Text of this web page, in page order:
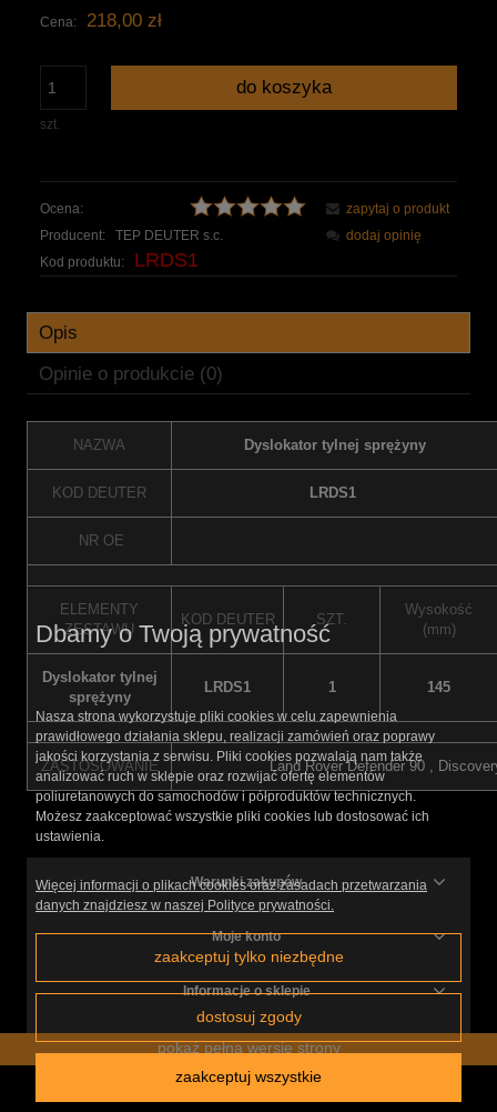
Cena: 218,00 zł
szt.
do koszyka
Ocena:
Producent:
TEP DEUTER s.c.
Kod produktu:
LRDS1
zapytaj o produkt
dodaj opinię
Opis
Opinie o produkcie (0)
NAZWA Dyslokator tylnej sprężyny
KOD DEUTER LRDS1
NR OE
ELEMENTY
ZESTAWU
KOD DEUTER SZT.
Wysokość
(mm)
Dyslokator tylnej
sprężyny
LRDS1 1 145
ZASTOSOWANIE Land Rover Defender 90 ,
Warunki zakupów
Moje konto
Informacje o sklepie
pokaż pełną wersję strony
Sklep internetowy Shoper.pl
Dbamy o Twoją prywatność
Nasza strona wykorzystuje pliki cookies w celu zapewnienia
prawidłowego działania sklepu, realizacji zamówień oraz poprawy
jakości korzystania z serwisu. Pliki cookies pozwalają nam także
analizować ruch w sklepie oraz rozwijać ofertę elementów
poliuretanowych do samochodów i półproduktów technicznych.
Możesz zaakceptować wszystkie pliki cookies lub dostosować ich
ustawienia.
Więcej informacji o plikach cookies oraz zasadach przetwarzania
danych znajdziesz w naszej Polityce prywatności.
zaakceptuj tylko niezbędne
dostosuj zgody
zaakceptuj wszystkie